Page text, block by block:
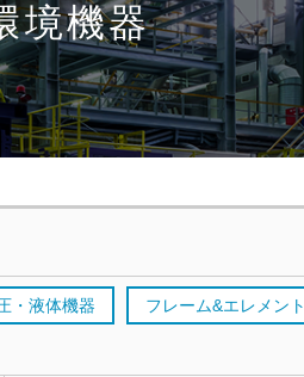
境機器
・液体機器 フレーム&エレメント